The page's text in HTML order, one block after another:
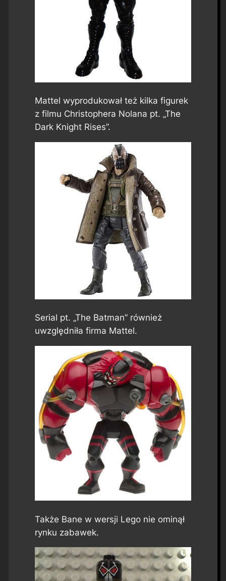
Mattel wyprodukował też kilka figurek
z filmu Christophera Nolana pt. „The
Dark Knight Rises”.
Serial pt. „The Batman” również
uwzględniła firma Mattel.
Także Bane w wersji Lego nie ominął
rynku zabawek.